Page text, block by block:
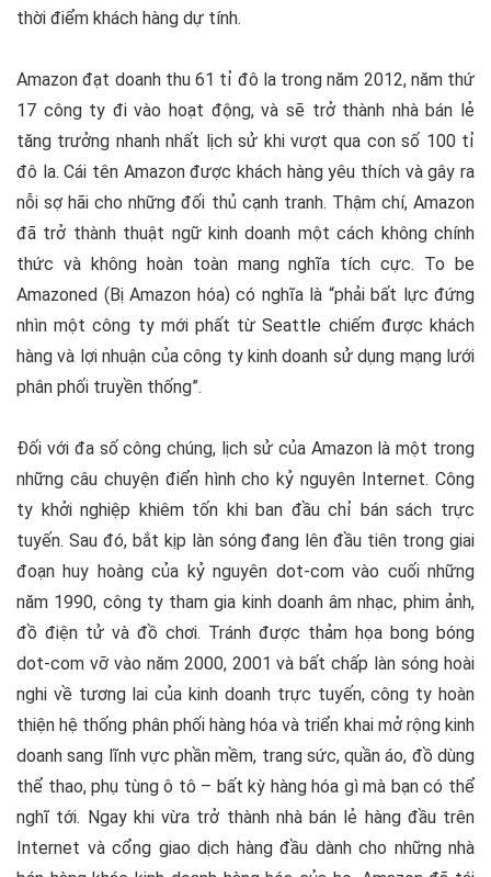
thời điểm khách hàng dự tính.
Amazon đạt doanh thu 61 tỉ đô la trong năm 2012, năm thứ
17 công ty đi vào hoạt động, và sẽ trở thành nhà bán lẻ
tăng trưởng nhanh nhất lịch sử khi vượt qua con số 100 tỉ
đô la. Cái tên Amazon được khách hàng yêu thích và gây ra
nỗi sợ hãi cho những đối thủ cạnh tranh. Thậm chí, Amazon
đã trở thành thuật ngữ kinh doanh một cách không chính
thức và không hoàn toàn mang nghĩa tích cực. To be
Amazoned (Bị Amazon hóa) có nghĩa là “phải bất lực đứng
nhìn một công ty mới phất từ Seattle chiếm được khách
hàng và lợi nhuận của công ty kinh doanh sử dụng mạng lưới
phân phối truyền thống”.
Đối với đa số công chúng, lịch sử của Amazon là một trong
những câu chuyện điển hình cho kỷ nguyên Internet. Công
ty khởi nghiệp khiêm tốn khi ban đầu chỉ bán sách trực
tuyến. Sau đó, bắt kịp làn sóng đang lên đầu tiên trong giai
đoạn huy hoàng của kỷ nguyên dot-com vào cuối những
năm 1990, công ty tham gia kinh doanh âm nhạc, phim ảnh,
đồ điện tử và đồ chơi. Tránh được thảm họa bong bóng
dot-com vỡ vào năm 2000, 2001 và bất chấp làn sóng hoài
nghi về tương lai của kinh doanh trực tuyến, công ty hoàn
thiện hệ thống phân phối hàng hóa và triển khai mở rộng kinh
doanh sang lĩnh vực phần mềm, trang sức, quần áo, đồ dùng
thể thao, phụ tùng ô tô – bất kỳ hàng hóa gì mà bạn có thể
nghĩ tới. Ngay khi vừa trở thành nhà bán lẻ hàng đầu trên
Internet và cổng giao dịch hàng đầu dành cho những nhà